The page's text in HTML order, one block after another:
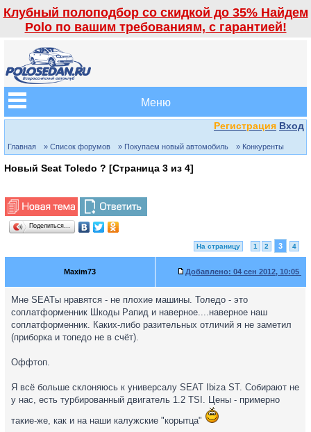
Клубный полоподбор со скидкой до 35% Найдем
Polo по вашим требованиям, с гарантией!
Меню
Регистрация Вход
Главная » Список форумов » Покупаем новый автомобиль » Конкуренты
Новый Seat Toledo ? [Страница 3 из 4]
Поделиться…
На страницу 1 2 3 4
Maxim73 Добавлено: 04 сен 2012, 10:05
Мне SEATы нравятся - не плохие машины. Толедо - это
соплатформенник Шкоды Рапид и наверное....наверное наш
соплатформенник. Каких-либо разительных отличий я не заметил
(приборка и топедо не в счёт).
Оффтоп.
Я всё больше склоняюсь к универсалу SEAT Ibiza ST. Собирают не
у нас, есть турбированный двигатель 1.2 TSI. Цены - примерно
такие-же, как и на наши калужские "корытца"